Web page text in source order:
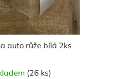
auto růže bílá 2ks
(26 ks)